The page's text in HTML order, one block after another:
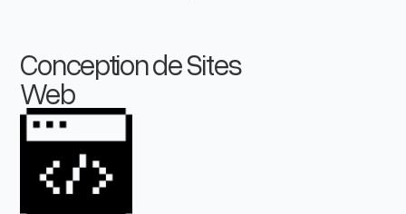
Conception de Sites
Web